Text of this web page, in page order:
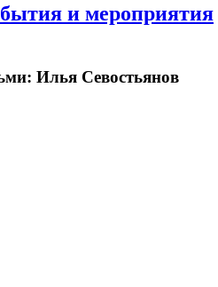
и мероприятия
Илья Севостьянов